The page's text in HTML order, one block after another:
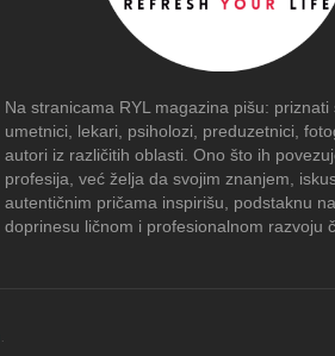
Na stranicama RYL magazina pišu: priznati
umetnici, lekari, psiholozi, preduzetnici,
autori iz različitih oblasti. Ono što ih
profesija, već želja da svojim znanjem,
autentičnim pričama inspirišu, podstaknu
doprinesu ličnom i profesionalnom razvoju
.